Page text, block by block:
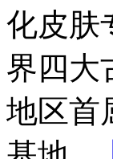
化皮肤
界四大
地区首